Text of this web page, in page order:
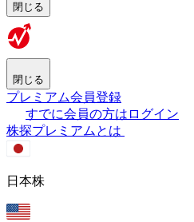
閉じる
閉じる
プレミアム会員登録
すでに会員の方はログイン
株探プレミアムとは
日本株